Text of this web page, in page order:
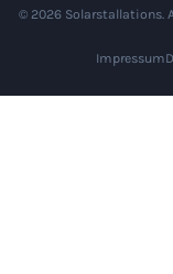
© 2026 Solarstallations.
Impressum